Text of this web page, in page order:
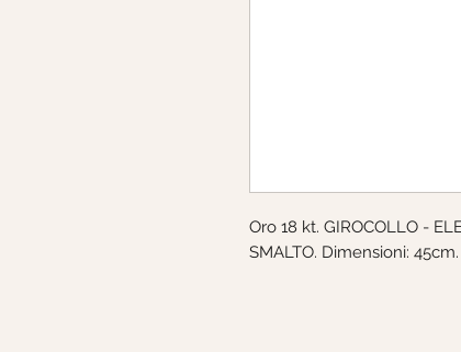
Oro 18 kt. GIROCOLLO -
SMALTO. Dimensioni: